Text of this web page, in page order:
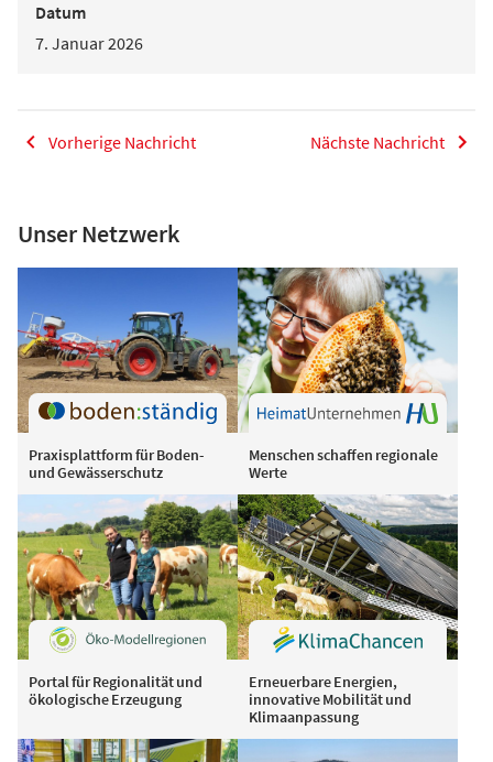
Datum
7. Januar 2026
Vorherige Nachricht Nächste Nachricht
Unser Netzwerk
Praxisplattform für Boden-
und Gewässerschutz
Menschen schaffen regionale
Werte
Portal für Regionalität und
ökologische Erzeugung
Erneuerbare Energien,
innovative Mobilität und
Klimaanpassung